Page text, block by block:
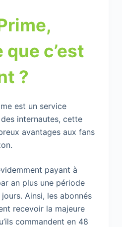
que c’est
?
est un service
internautes, cette
avantages aux fans
payant à
an plus une période
Ainsi, les abonnés
recevoir la majeure
commandent en 48